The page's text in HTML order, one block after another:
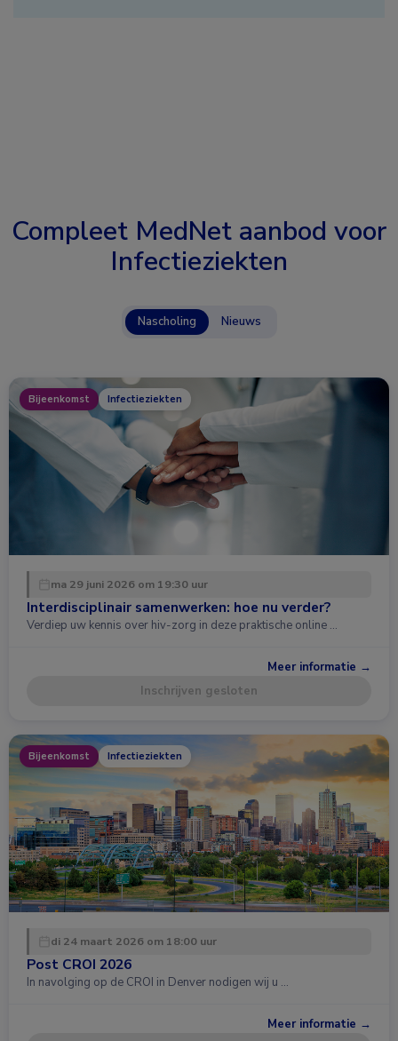
Compleet MedNet aanbod voor
Infectieziekten
Nascholing Nieuws
Bijeenkomst Infectieziekten
ma 29 juni 2026 om 19:30 uur
Interdisciplinair samenwerken: hoe nu verder?
Verdiep uw kennis over hiv-zorg in deze praktische online …
Meer informatie →
Inschrijven gesloten
Bijeenkomst Infectieziekten
di 24 maart 2026 om 18:00 uur
Post CROI 2026
In navolging op de CROI in Denver nodigen wij u …
Meer informatie →